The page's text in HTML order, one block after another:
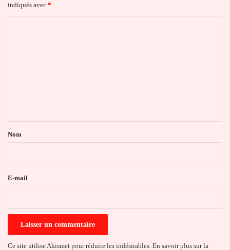
indiqués avec *
a
e
Nom
E-mail
Ce site utilise Akismet pour réduire les indésirables. En savoir plus sur la